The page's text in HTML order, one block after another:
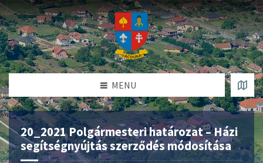
MENU
20_2021 Polgármesteri határozat – Házi
segítségnyújtás szerződés módosítása